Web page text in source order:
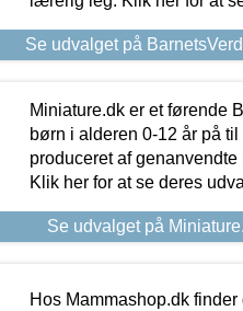
Se udvalget på
Miniature.dk er et førende
børn i alderen 0-12 år på
produceret af
Klik her for at se deres
Se udvalget på
Hos Mammashop.dk